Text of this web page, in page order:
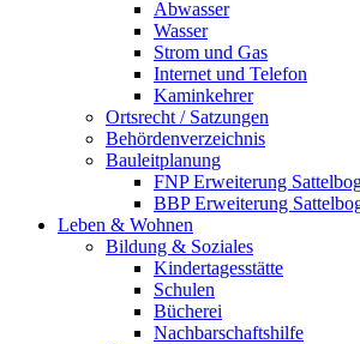
Abwasser
Wasser
Strom und Gas
Internet und Telefon
Kaminkehrer
Ortsrecht / Satzungen
Behördenverzeichnis
Bauleitplanung
FNP Erweiterung
BBP Erweiterung
Leben & Wohnen
Bildung & Soziales
Kindertagesstätte
Schulen
Bücherei
Nachbarschaftshilfe